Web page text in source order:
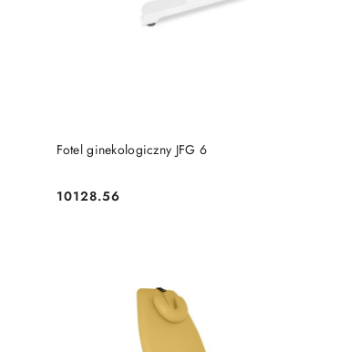
Fotel ginekologiczny JFG 6
Cena:
10128.56
DO KOSZYKA